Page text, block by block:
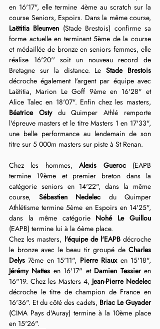
en 16'17", elle termine 4ème au scratch sur la
Laëtitia Bleunven (Stade Brestois) confirme sa
forme actuelle en terminant 5ème de la course
et médaillée de bronze en seniors femmes, elle
réalise 16'20'' soit un nouveau record de
Bretagne sur la distance. Le Stade Brestois
décroche également l'argent par équipe avec
Laëtitia, Marion Le Goff 9ème en 16'28" et
Béatrice Osty du Quimper Athlé remporte
l'épreuve masters et le titre Masters 1 en 17'33",
une belle performance au lendemain de son
titre sur 5 000m masters sur piste à St Renan.
Chez les hommes, Alexis Gueroc (EAPB
termine 19ème et premier breton dans la
catégorie seniors en 14'22", dans la même
course, Sébastien Nedelec du Quimper
Athlétisme termine 5ème en Espoirs en 14'25",
dans la même catégorie Nohé Le Guillou
(EAPB) termine lui à la 6ème place.
Chez les masters, l'équipe de l'EAPB décroche
le bronze avec le beau tir groupé de Charles
Delys 7ème en 15'11", Pierre Riaux
Jérémy Nattes en 16'17" et Damien Tessier en
16"19. Chez les Masters 4, Jean-Pierre Nedelec
décroche le titre de champion de France en
16'36". Et du côté des cadets, Briac Le Guyader
(CIMA Pays d'Auray) termine à la 10ème place
en 15'26".